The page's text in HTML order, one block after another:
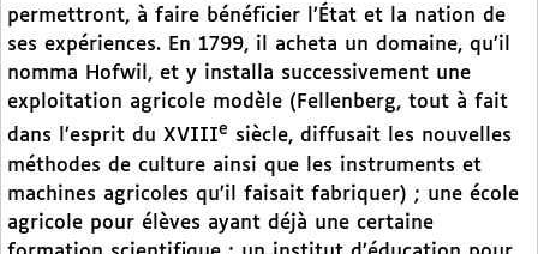
permettront, à faire bénéficier l’État et la nation de
ses expériences. En 1799, il acheta un domaine, qu’il
nomma Hofwil, et y installa successivement une
exploitation agricole modèle (Fellenberg, tout à fait
dans l’esprit du XVIIIe siècle, diffusait les nouvelles
méthodes de culture ainsi que les instruments et
machines agricoles qu’il faisait fabriquer) ; une école
agricole pour élèves ayant déjà une certaine